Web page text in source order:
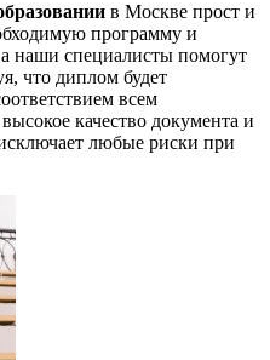
в Москве прост и
программу и
а наши специалисты помогут
что диплом будет
всем
качество документа и
любые риски при